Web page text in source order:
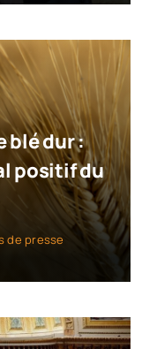
blé dur :
positif du
de presse